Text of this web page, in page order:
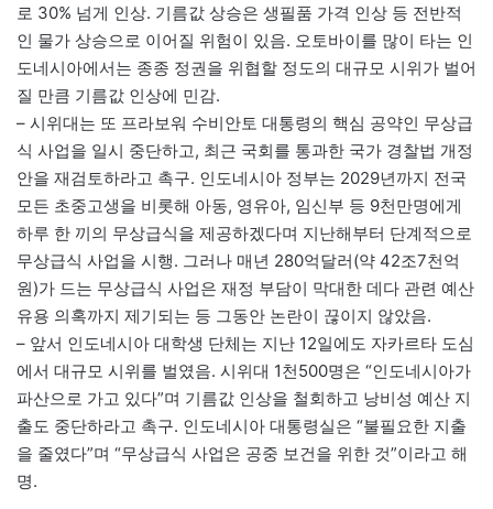
로 30% 넘게 인상. 기름값 상승은 생필품 가격 인상 등 전반적
인 물가 상승으로 이어질 위험이 있음. 오토바이를 많이 타는 인
도네시아에서는 종종 정권을 위협할 정도의 대규모 시위가 벌어
질 만큼 기름값 인상에 민감.
– 시위대는 또 프라보워 수비안토 대통령의 핵심 공약인 무상급
식 사업을 일시 중단하고, 최근 국회를 통과한 국가 경찰법 개정
안을 재검토하라고 촉구. 인도네시아 정부는 2029년까지 전국
모든 초중고생을 비롯해 아동, 영유아, 임신부 등 9천만명에게
하루 한 끼의 무상급식을 제공하겠다며 지난해부터 단계적으로
무상급식 사업을 시행. 그러나 매년 280억달러(약 42조7천억
원)가 드는 무상급식 사업은 재정 부담이 막대한 데다 관련 예산
유용 의혹까지 제기되는 등 그동안 논란이 끊이지 않았음.
– 앞서 인도네시아 대학생 단체는 지난 12일에도 자카르타 도심
에서 대규모 시위를 벌였음. 시위대 1천500명은 “인도네시아가
파산으로 가고 있다”며 기름값 인상을 철회하고 낭비성 예산 지
출도 중단하라고 촉구. 인도네시아 대통령실은 “불필요한 지출
을 줄였다”며 “무상급식 사업은 공중 보건을 위한 것”이라고 해
명.